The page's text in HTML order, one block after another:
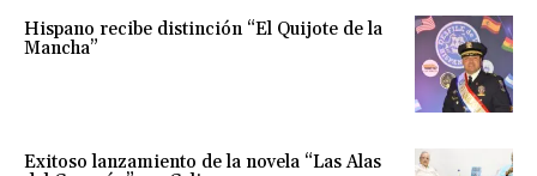
Hispano recibe distinción “El Quijote de la
Mancha”
Exitoso lanzamiento de la novela “Las Alas